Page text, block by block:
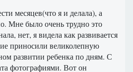
месяцев(что я и делала), а
Мне было очень трудно это
нет, я видела как развивается
приносили великолепную
развитии ребенка по дням. С
фотографиями. Вот он